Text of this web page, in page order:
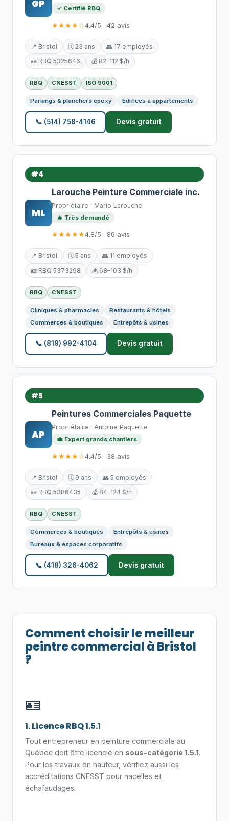
GP ✓ Certifié RBQ
★★★★☆4.4/5 · 42 avis
📍 Bristol 🗓️ 23 ans
👥 17 employés
🪪 RBQ 5325646
💰 82–112 $/h
RBQ CNESST ISO 9001
Parkings & planchers époxy Édifices à appartements
📞 (514) 758-4146 Devis gratuit
#4
ML
Larouche Peinture Commerciale inc.
Propriétaire : Mario Larouche
🔥 Très demandé
★★★★★4.8/5 · 86 avis
📍 Bristol 🗓️ 5 ans
👥 11 employés
🪪 RBQ 5373298
💰 68–103 $/h
RBQ CNESST
Cliniques & pharmacies
Restaurants & hôtels
Commerces & boutiques
Entrepôts & usines
📞 (819) 992-4104 Devis gratuit
#5
AP
Peintures Commerciales Paquette
Propriétaire : Antoine Paquette
💼 Expert grands chantiers
★★★★☆4.4/5 · 38 avis
📍 Bristol 🗓️ 9 ans
👥 5 employés
🪪 RBQ 5386435
💰 84–124 $/h
RBQ CNESST
Commerces & boutiques
Entrepôts & usines
Bureaux & espaces corporatifs
📞 (418) 326-4062 Devis gratuit
Comment choisir le meilleur
peintre commercial à Bristol
?
🪪
1. Licence RBQ 1.5.1
Tout entrepreneur en peinture commerciale au
Québec doit être licencié en sous-catégorie 1.5.1.
Pour les travaux en hauteur, vérifiez aussi les
accréditations CNESST pour nacelles et
échafaudages.